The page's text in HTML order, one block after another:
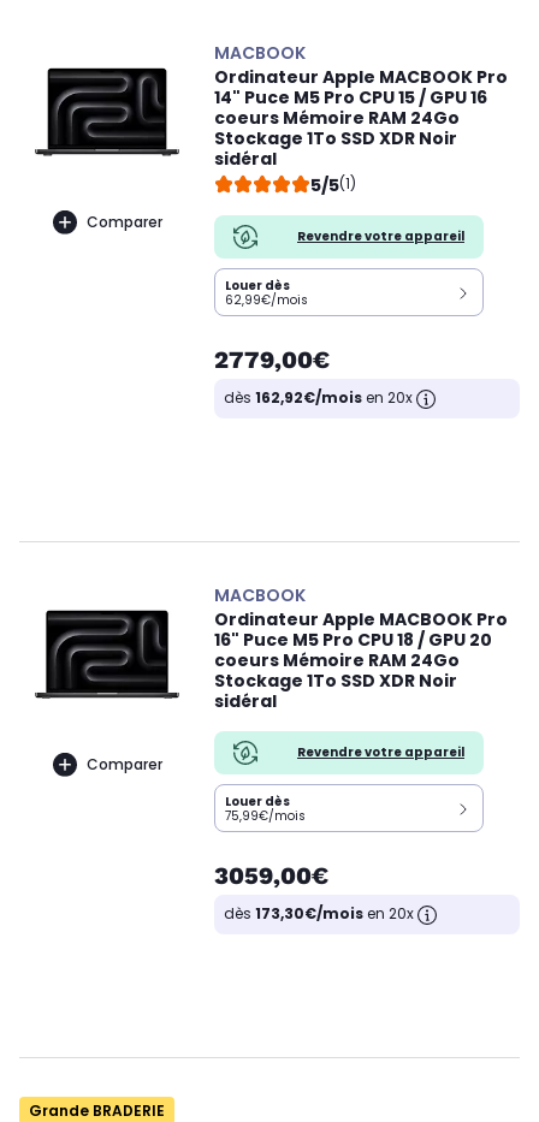
Comparer
MACBOOK
Ordinateur Apple MACBOOK Pro
14" Puce M5 Pro CPU 15 / GPU 16
coeurs Mémoire RAM 24Go
Stockage 1To SSD XDR Noir
sidéral
5/5(1)
Revendre votre appareil
Louer dès
62,99€/mois
2779,00€
dès 162,92€/moisen 20x
Comparer
MACBOOK
Ordinateur Apple MACBOOK Pro
16" Puce M5 Pro CPU 18 / GPU 20
coeurs Mémoire RAM 24Go
Stockage 1To SSD XDR Noir
sidéral
Revendre votre appareil
Louer dès
75,99€/mois
3059,00€
dès 173,30€/moisen 20x
Grande BRADERIE